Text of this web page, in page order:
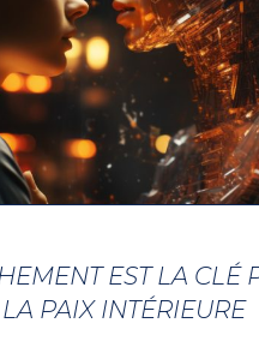
EST LA CLÉ
PAIX INTÉRIEURE